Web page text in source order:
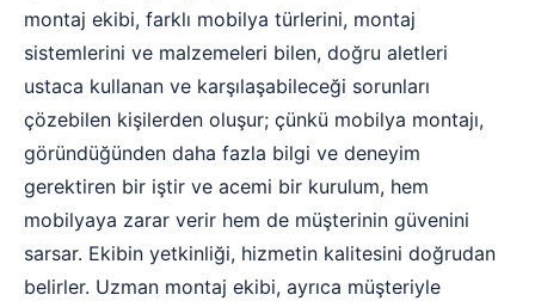
montaj ekibi, farklı mobilya türlerini, montaj
sistemlerini ve malzemeleri bilen, doğru aletleri
ustaca kullanan ve karşılaşabileceği sorunları
çözebilen kişilerden oluşur; çünkü mobilya montajı,
göründüğünden daha fazla bilgi ve deneyim
gerektiren bir iştir ve acemi bir kurulum, hem
mobilyaya zarar verir hem de müşterinin güvenini
sarsar. Ekibin yetkinliği, hizmetin kalitesini doğrudan
belirler. Uzman montaj ekibi, ayrıca müşteriyle